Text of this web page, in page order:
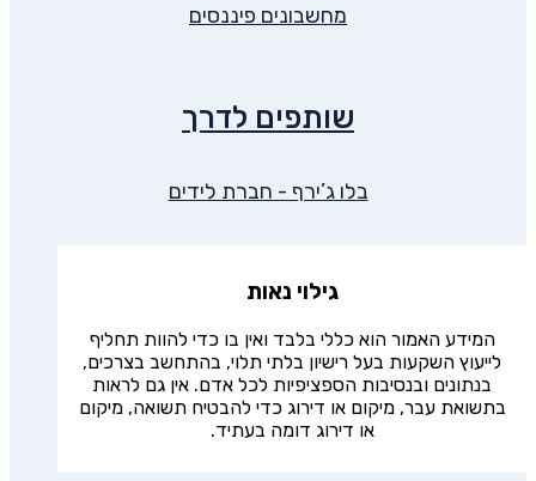
מחשבונים פיננסים
שותפים לדרך
בלו ג’ירף - חברת לידים
גילוי נאות
המידע האמור הוא כללי בלבד ואין בו כדי להוות תחליף
לייעוץ השקעות בעל רישיון בלתי תלוי, בהתחשב בצרכים,
בנתונים ובנסיבות הספציפיות לכל אדם. אין גם לראות
בתשואת עבר, מיקום או דירוג כדי להבטיח תשואה, מיקום
או דירוג דומה בעתיד.